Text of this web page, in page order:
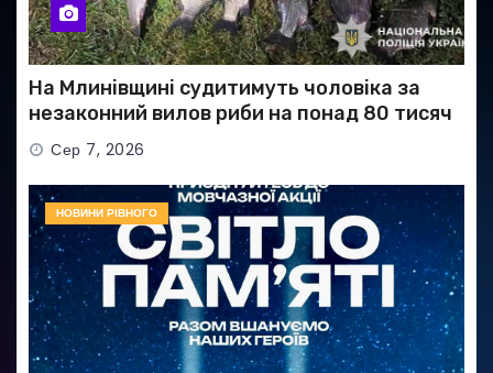
На Млинівщині судитимуть чоловіка за
незаконний вилов риби на понад 80 тисяч
гривень
Сер 7, 2026
НОВИНИ РІВНОГО